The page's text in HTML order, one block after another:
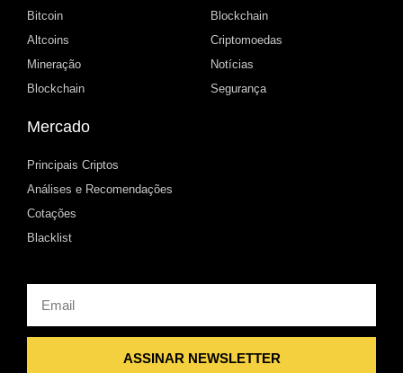
Bitcoin
Altcoins
Mineração
Blockchain
Blockchain
Criptomoedas
Notícias
Segurança
Mercado
Principais Criptos
Análises e Recomendações
Cotações
Blacklist
ASSINAR NEWSLETTER